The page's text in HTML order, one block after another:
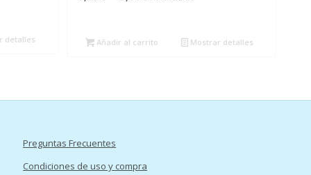
detalles
era:
es:
Añadir al carrito Mostrar detalles
Preguntas Frecuentes
Condiciones de uso y compra